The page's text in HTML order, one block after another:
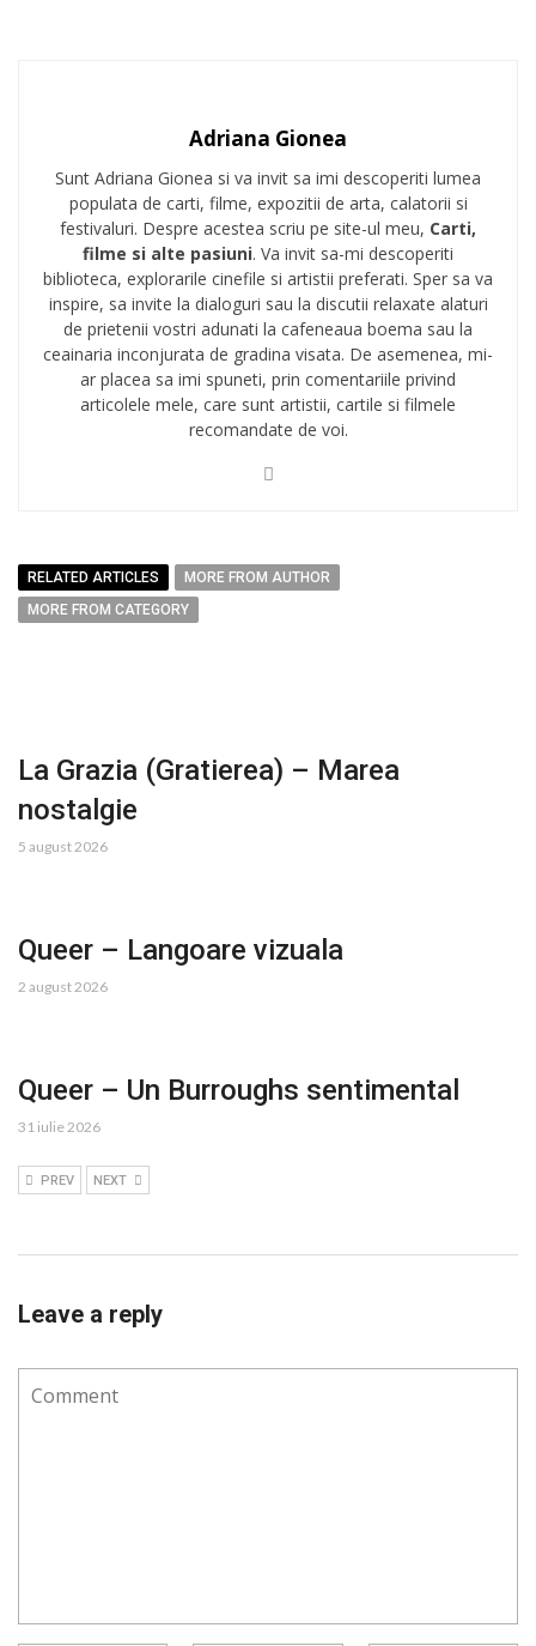
Adriana Gionea
Sunt Adriana Gionea si va invit sa imi descoperiti lumea
populata de carti, filme, expozitii de arta, calatorii si
festivaluri. Despre acestea scriu pe site-ul meu, Carti,
filme si alte pasiuni. Va invit sa-mi descoperiti
biblioteca, explorarile cinefile si artistii preferati. Sper sa va
inspire, sa invite la dialoguri sau la discutii relaxate alaturi
de prietenii vostri adunati la cafeneaua boema sau la
ceainaria inconjurata de gradina visata. De asemenea, mi-
ar placea sa imi spuneti, prin comentariile privind
articolele mele, care sunt artistii, cartile si filmele
recomandate de voi.
RELATED ARTICLES
MORE FROM AUTHOR
MORE FROM CATEGORY
La Grazia (Gratierea) – Marea
nostalgie
5 august 2026
Queer – Langoare vizuala
2 august 2026
Queer – Un Burroughs sentimental
31 iulie 2026
PREV NEXT
Leave a reply